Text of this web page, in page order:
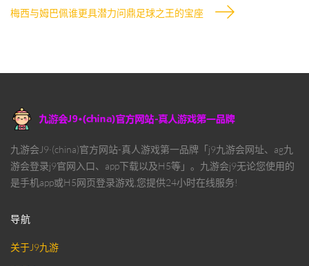
梅西与姆巴佩谁更具潜力问鼎足球之王的宝座
九游会J9·(china)官方网站-真人游戏第一品牌「j9九游会网址、ag九
游会登录j9官网入口、app下载以及H5等」。九游会j9无论您使用的
是手机app或H5网页登录游戏,您提供24小时在线服务!
导航
关于J9九游